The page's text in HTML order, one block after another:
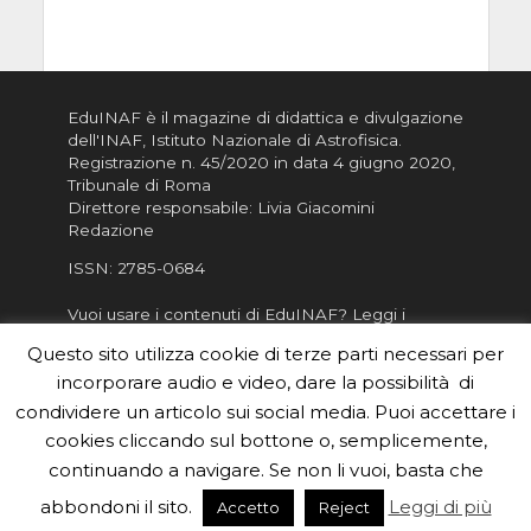
EduINAF è il magazine di didattica e divulgazione
dell'INAF, Istituto Nazionale di Astrofisica
Registrazione n. 45/2020 in data 4 giugno 2020,
Tribunale di Roma
Direttore responsabile: Livia Giacomini
Redazione
ISSN: 2785-0684
Vuoi usare i contenuti di EduINAF? Leggi i
Informativa sulla Privacy
Informatva sui Cookie
Per la rubrica de l'Astronomo risponde, per
inviarci le tue foto o i tuoi contributi, scrivici a
redazione.edu [chiocciola] inaf.it oppure
il form
Questo sito utilizza cookie di terze parti necessari per
incorporare audio e video, dare la possibilità di
condividere un articolo sui social media. Puoi accettare i
cookies cliccando sul bottone o, semplicemente,
continuando a navigare. Se non li vuoi, basta che
abbondoni il sito.
Accetto Reject Leggi di più